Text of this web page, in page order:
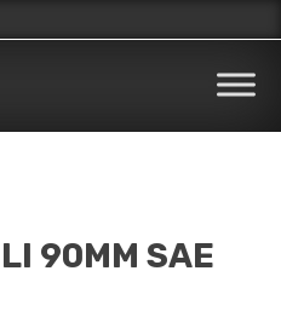
90MM SAE